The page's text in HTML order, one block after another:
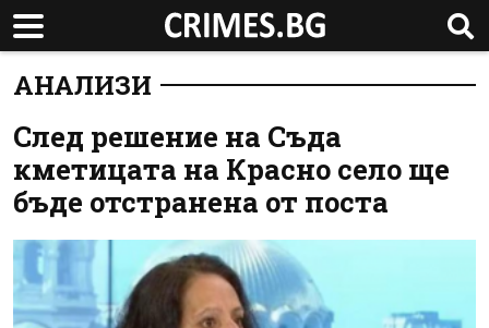
АНАЛИЗИ
След решение на Съда
кметицата на Красно село ще
бъде отстранена от поста